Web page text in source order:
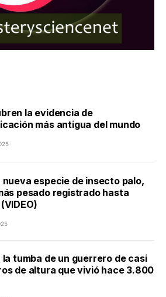
la evidencia de
más antigua del mundo
nueva especie de insecto palo,
pesado registrado hasta
la tumba de un guerrero de casi
de altura que vivió hace 3.800